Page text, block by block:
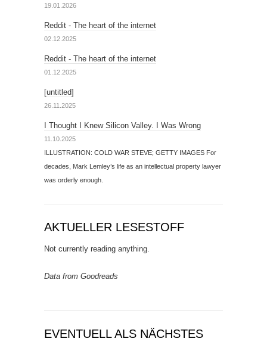
19.01.2026
Reddit - The heart of the internet
02.12.2025
Reddit - The heart of the internet
01.12.2025
[untitled]
26.11.2025
I Thought I Knew Silicon Valley. I Was Wrong
11.10.2025
ILLUSTRATION: COLD WAR STEVE; GETTY IMAGES For
decades, Mark Lemley’s life as an intellectual property lawyer
was orderly enough.
AKTUELLER LESESTOFF
Not currently reading anything.
Data from Goodreads
EVENTUELL ALS NÄCHSTES